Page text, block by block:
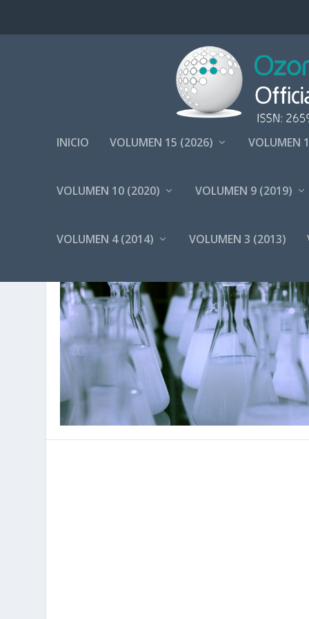
INICIO VOLUMEN 15 (2026) VOLUMEN
VOLUMEN 10 (2020) VOLUMEN 9 (2019)
VOLUMEN 4 (2014) VOLUMEN 3 (2013)